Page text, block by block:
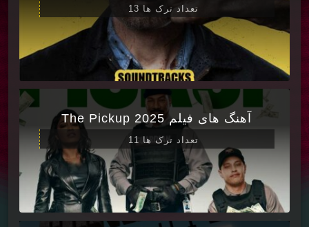
تعداد ترک ها 13
آهنگ های فیلم The Pickup 2025
تعداد ترک ها 11